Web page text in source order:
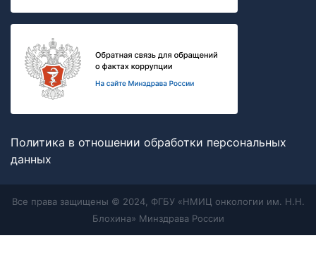
Политика в отношении обработки персональных
данных
Все права защищены © 2024, ФГБУ «НМИЦ онкологии им. Н.Н.
Блохина» Минздрава России